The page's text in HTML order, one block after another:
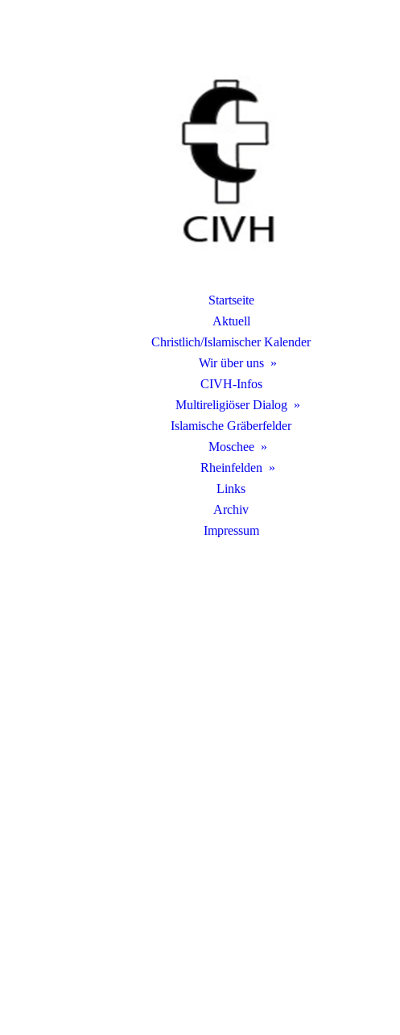
Startseite
Aktuell
Christlich/Islamischer Kalender
Wir über uns
CIVH-Infos
Multireligiöser Dialog
Islamische Gräberfelder
Moschee
Rheinfelden
Links
Archiv
Impressum